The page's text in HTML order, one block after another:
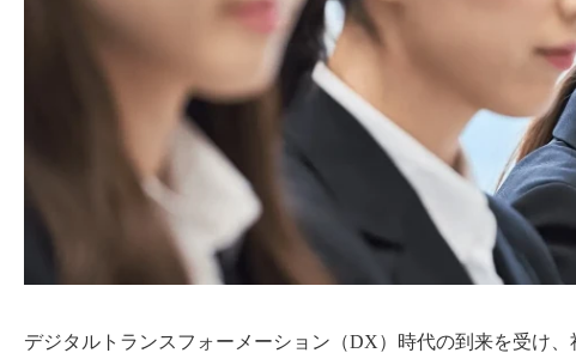
デジタルトランスフォーメーション（DX）時代の到来を受け